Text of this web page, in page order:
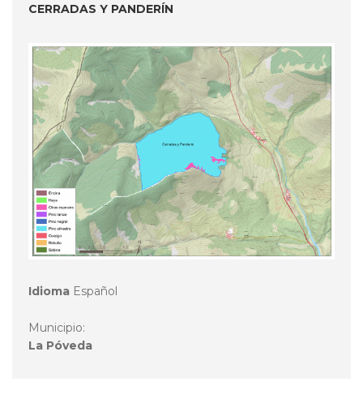
CERRADAS Y PANDERÍN
Idioma Español
Municipio:
La Póveda